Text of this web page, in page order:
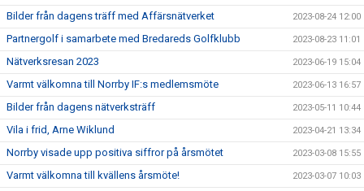
Bilder från dagens träff med Affärsnätverket 2023-08-24 12:00
Partnergolf i samarbete med Bredareds Golfklubb 2023-08-23 11:01
Nätverksresan 2023 2023-06-19 15:04
Varmt välkomna till Norrby IF:s medlemsmöte 2023-06-13 16:57
Bilder från dagens nätverksträff 2023-05-11 10:44
Vila i frid, Arne Wiklund 2023-04-21 13:34
Norrby visade upp positiva siffror på årsmötet 2023-03-08 15:55
Varmt välkomna till kvällens årsmöte! 2023-03-07 10:03